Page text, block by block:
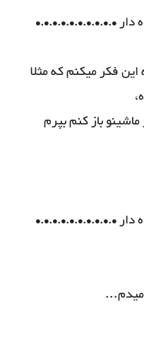
•.•.•.•.•.•.•.•.•.•
فکر ميکنم که مثلا
باز کنم بپرم
•.•.•.•.•.•.•.•.•.•
میدم...